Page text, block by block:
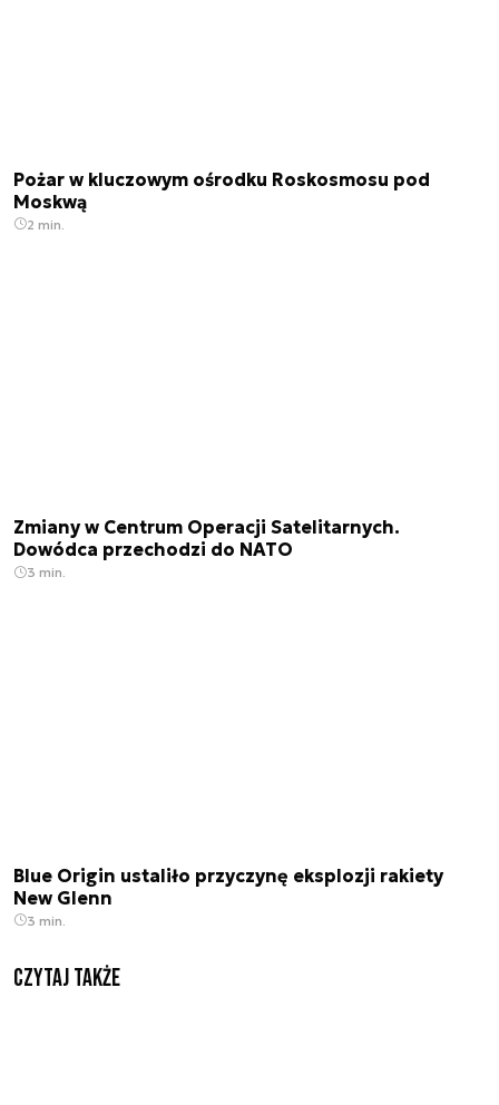
Pożar w kluczowym ośrodku Roskosmosu pod
Moskwą
2 min.
Zmiany w Centrum Operacji Satelitarnych.
Dowódca przechodzi do NATO
3 min.
Blue Origin ustaliło przyczynę eksplozji rakiety
New Glenn
3 min.
Czytaj także